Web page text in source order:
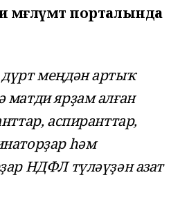
мәғлүмәт порталында
меңдән артыҡ
матди ярҙам алған
аспиранттар,
һәм
НДФЛ түләүҙән азат